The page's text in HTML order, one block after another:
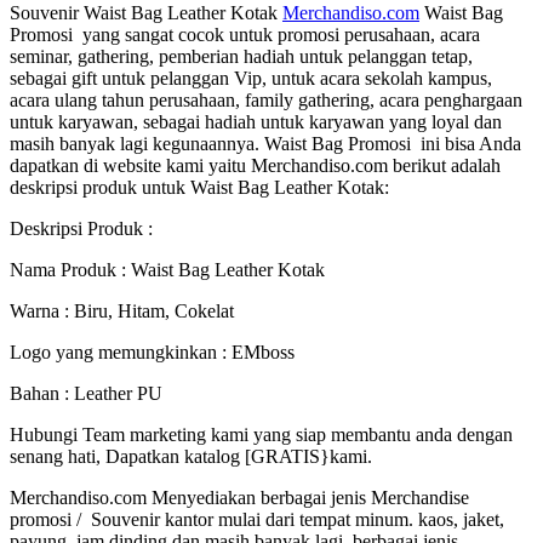
SouvenirWaist Bag Leather Kotak Merchandiso.com Waist Bag
Promosi yang sangat cocok untuk promosi perusahaan, acara
seminar, gathering, pemberian hadiah untuk pelanggan tetap,
sebagai gift untuk pelanggan Vip, untuk acara sekolah kampus,
acara ulang tahun perusahaan, family gathering, acara penghargaan
untuk karyawan, sebagai hadiah untuk karyawan yang loyal dan
masih banyak lagi kegunaannya. Waist Bag Promosi ini bisa Anda
dapatkan di website kami yaitu Merchandiso.com berikut adalah
deskripsi produk untuk Waist Bag Leather Kotak:
Deskripsi Produk :
Nama Produk : Waist Bag Leather Kotak
Warna : Biru, Hitam, Cokelat
Logo yang memungkinkan : EMboss
Bahan : Leather PU
Hubungi Team marketing kami yang siap membantu anda dengan
senang hati, Dapatkan katalog [GRATIS}kami.
Merchandiso.com Menyediakan berbagai jenis Merchandise
promosi / Souvenir kantor mulai dari tempat minum. kaos, jaket,